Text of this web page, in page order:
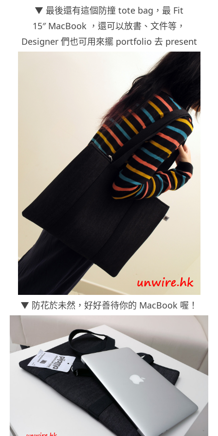
▼ 最後還有這個防撞 tote bag，最 Fit
15″ MacBook ，還可以放書、文件等，
Designer 們也可用來擺 portfolio 去 present
▼ 防花於未然，好好善待你的 MacBook 喔！